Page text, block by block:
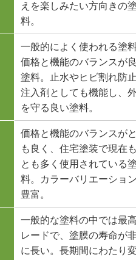
えを楽しみたい方向きの
料。
一般的によく使われる塗
価格と機能のバランスが
塗料。止水やヒビ割れ防
注入剤としても機能し、
を守る良い塗料。
価格と機能のバランスが
も良く、住宅塗装で現在
とも多く使用されている
料。カラーバリエーショ
豊富。
一般的な塗料の中では最
レードで、塗膜の寿命が
に長い。長期間にわたり